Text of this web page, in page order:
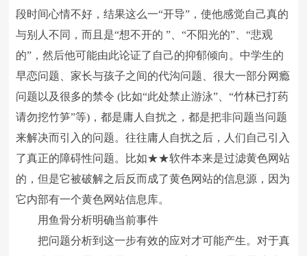
段时间心情不好，结果这么一“开导”，使他感觉自己真的
与别人不同，而且是“想不开的 ”、“不阳光的”、“悲观
的”，然后他可能由此论证了自己的抑郁倾向。中学生的
早恋问题、家长与孩子之间的代沟问题、很大一部分网瘾
问题以及很多的禁令 (比如“此处禁止游泳”、“竹林已打药
请勿挖竹笋”等)，都是庸人自扰之，都是把非问题当问题
来解决而引入的问题。往往庸人自扰之后，人们自己引入
了真正的障碍性问题。比如★★软件本来是过滤黄色网站
的，但是它被破解之后反而成了黄色网站的信息源，因为
它内部有一个黄色网站信息库。
用鱼骨分析明确当前事件
把问题分析到这一步有效的应对才可能产生。对于真